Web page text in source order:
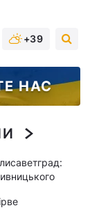
+39
НАС